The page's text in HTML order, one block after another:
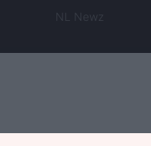
NL Newz